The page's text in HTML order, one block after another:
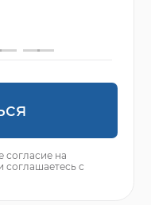
согласие на
соглашаетесь с